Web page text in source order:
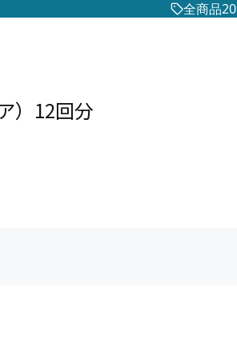
全商品
）12回分